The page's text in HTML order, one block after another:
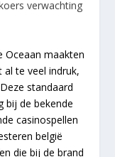
verwachting
Oceaan maakten
te veel indruk,
standaard
bij de bekende
casinospellen
belgië
die bij de brand